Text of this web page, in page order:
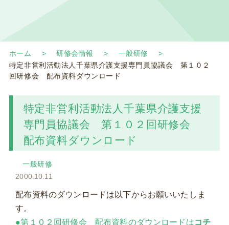
ホーム 研修会情報
一般研修
特定非営利活動法人千葉県介護支援専門員協議会 第１０２
回研修会 配布資料ダウンロード
特定非営利活動法人千葉県介護支援
専門員協議会 第１０２回研修会
配布資料ダウンロード
一般研修
2000.10.11
配布資料のダウンロードは以下からお願いいたしま
す。
●第１０２回研修会 配布資料のダウンロードはコチ